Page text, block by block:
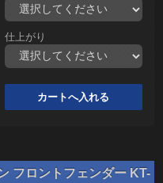
仕上がり
フロントフェンダー KT-